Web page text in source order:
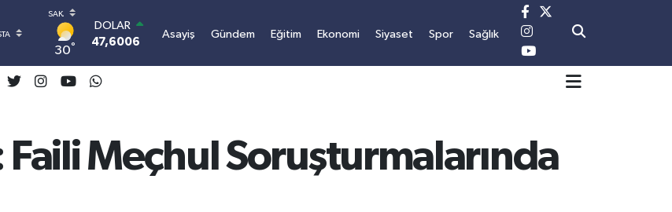
30°
DOLAR
47,6006
55,0250
6513.94
0.32
BİST100
48
Asayiş Gündem Eğitim Ekonomi Siyaset Spor Sağlık
Meçhul Soruşturmalarında